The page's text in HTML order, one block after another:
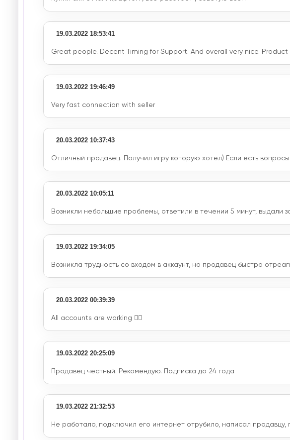
19.03.2022 18:53:41
Great people. Decent Timing for Support. And overall very nice. Product
19.03.2022 19:46:49
Very fast connection with seller
20.03.2022 10:37:43
Отличный продавец. Получил игру которую хотел) Если есть
20.03.2022 10:05:11
Возникли небольшие проблемы, ответили в течении 5 минут, выдали
19.03.2022 19:34:05
Возникла трудность со входом в аккаунт, но продавец быстро
20.03.2022 00:39:39
All accounts are working 👌🏼
19.03.2022 20:25:09
Продавец честный. Рекомендую. Подписка до 24 года
19.03.2022 21:32:53
Не работало, подключил его интернет отрубило, написал